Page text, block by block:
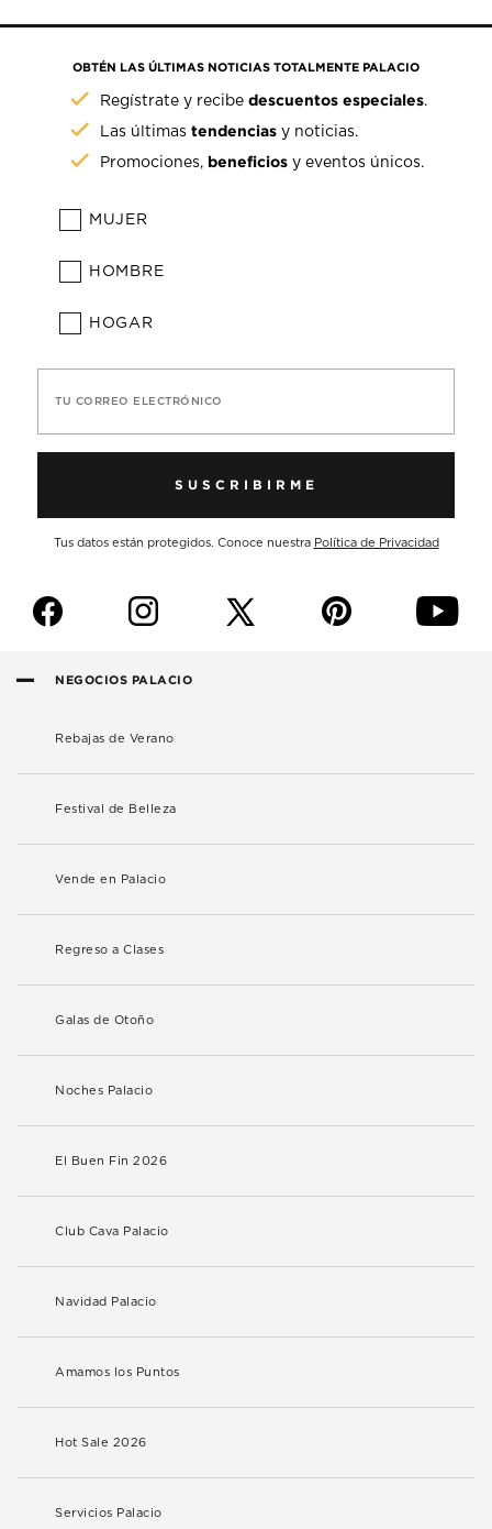
OBTÉN LAS ÚLTIMAS NOTICIAS TOTALMENTE PALACIO
Regístrate y recibedescuentos especiales.
Las últimastendencias y noticias.
Promociones, beneficios y eventos únicos.
MUJER
HOMBRE
HOGAR
TU CORREO ELECTRÓNICO
SUSCRIBIRME
Tus datos están protegidos. Conoce nuestra Política de Privacidad
f i p y
NEGOCIOS PALACIO
Rebajas de Verano
Festival de Belleza
Vende en Palacio
Regreso a Clases
Galas de Otoño
Noches Palacio
El Buen Fin 2026
Club Cava Palacio
Navidad Palacio
Amamos los Puntos
Hot Sale 2026
Servicios Palacio